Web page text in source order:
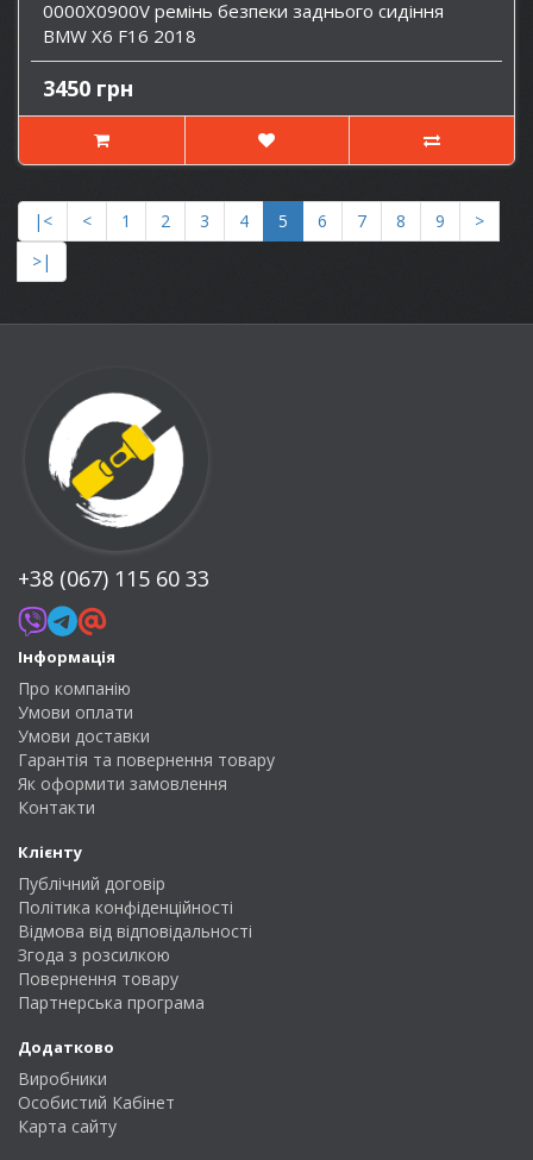
0000X0900V ремінь безпеки заднього сидіння
BMW X6 F16 2018
3450 грн
|< < 1 2 3 4 5 6 7 8 9
>
>|
+38 (067) 115 60 33
Інформація
Про компанію
Умови оплати
Умови доставки
Гарантія та повернення товару
Як оформити замовлення
Контакти
Клієнту
Публічний договір
Політика конфіденційності
Відмова від відповідальності
Згода з розсилкою
Повернення товару
Партнерська програма
Додатково
Виробники
Особистий Кабінет
Карта сайту